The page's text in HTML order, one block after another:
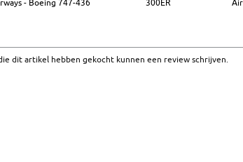
- Boeing 747-436
300ER
dit artikel hebben gekocht kunnen een review schrijven.